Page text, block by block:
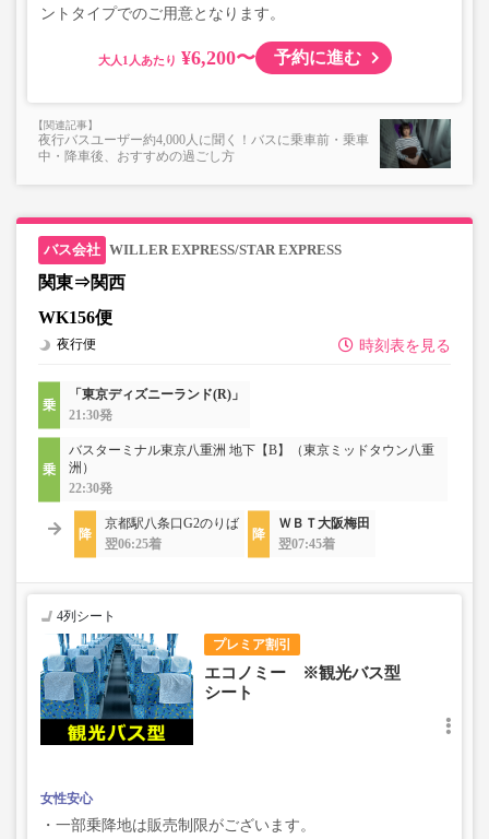
ントタイプでのご用意となります。
大人 ¥6,200〜 予約に進む
夜行バスユーザー約4,000人に聞く！バスに乗車前・乗車
中・降車後、おすすめの過ごし方
WILLER EXPRESS/STAR EXPRESS
関東⇒関西
WK156便
時刻表を見る
夜行便
「東京ディズニーランド(R)」
21:30発
バスターミナル東京八重洲 地下【B】（東京ミッドタウン八重
洲）
22:30発
京都駅八条口G2のりば
翌06:25着
ＷＢＴ大阪梅田
翌07:45着
プレミア割引
4列シート
エコノミー ※観光バス型
シート
女性安心
・一部乗降地は販売制限がございます。